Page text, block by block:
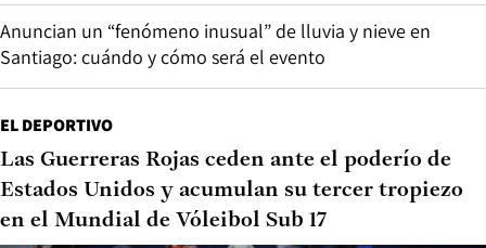
Anuncian un “fenómeno inusual” de lluvia y nieve en
Santiago: cuándo y cómo será el evento
EL DEPORTIVO
Las Guerreras Rojas ceden ante el poderío de
Estados Unidos y acumulan su tercer tropiezo
en el Mundial de Vóleibol Sub 17